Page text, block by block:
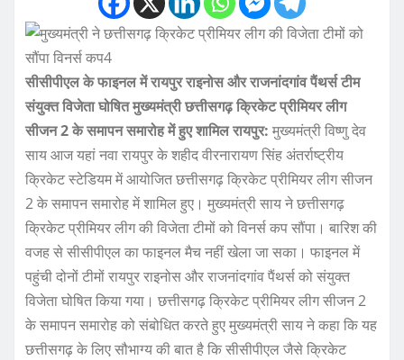
सीसीपीएल के फाइनल में रायपुर राइनोस और राजनांदगांव पैंथर्स टीम
संयुक्त विजेता घोषितमुख्यमंत्री छत्तीसगढ़ क्रिकेट प्रीमियर लीग
सीजन 2 के समापन समारोह में हुए शामिलरायपुर: मुख्यमंत्री विष्णु देव
साय आज यहां नवा रायपुर के शहीद वीरनारायण सिंह अंतर्राष्ट्रीय
क्रिकेट स्टेडियम में आयोजित छत्तीसगढ़ क्रिकेट प्रीमियर लीग सीजन
2 के समापन समारोह में शामिल हुए। मुख्यमंत्री साय ने छत्तीसगढ़
क्रिकेट प्रीमियर लीग की विजेता टीमों को विनर्स कप सौंपा। बारिश की
वजह से सीसीपीएल का फाइनल मैच नहीं खेला जा सका। फाइनल में
पहुंची दोनों टीमों रायपुर राइनोस और राजनांदगांव पैंथर्स को संयुक्त
विजेता घोषित किया गया। छत्तीसगढ़ क्रिकेट प्रीमियर लीग सीजन 2
के समापन समारोह को संबोधित करते हुए मुख्यमंत्री साय ने कहा कि यह
छत्तीसगढ़ के लिए सौभाग्य की बात है कि सीसीपीएल जैसे क्रिकेट